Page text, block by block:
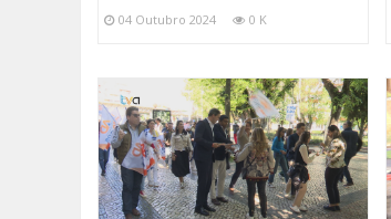
04 Outubro 2024 0 K